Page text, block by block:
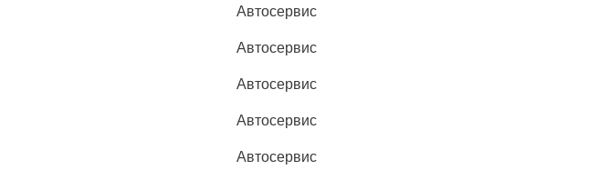
Автосервис
Автосервис
Автосервис
Автосервис
Автосервис